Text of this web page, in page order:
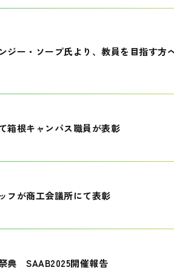
ジー・ソープ氏より、教員を目指す方
箱根キャンパス職員が表彰
フが商工会議所にて表彰
典 SAAB2025開催報告